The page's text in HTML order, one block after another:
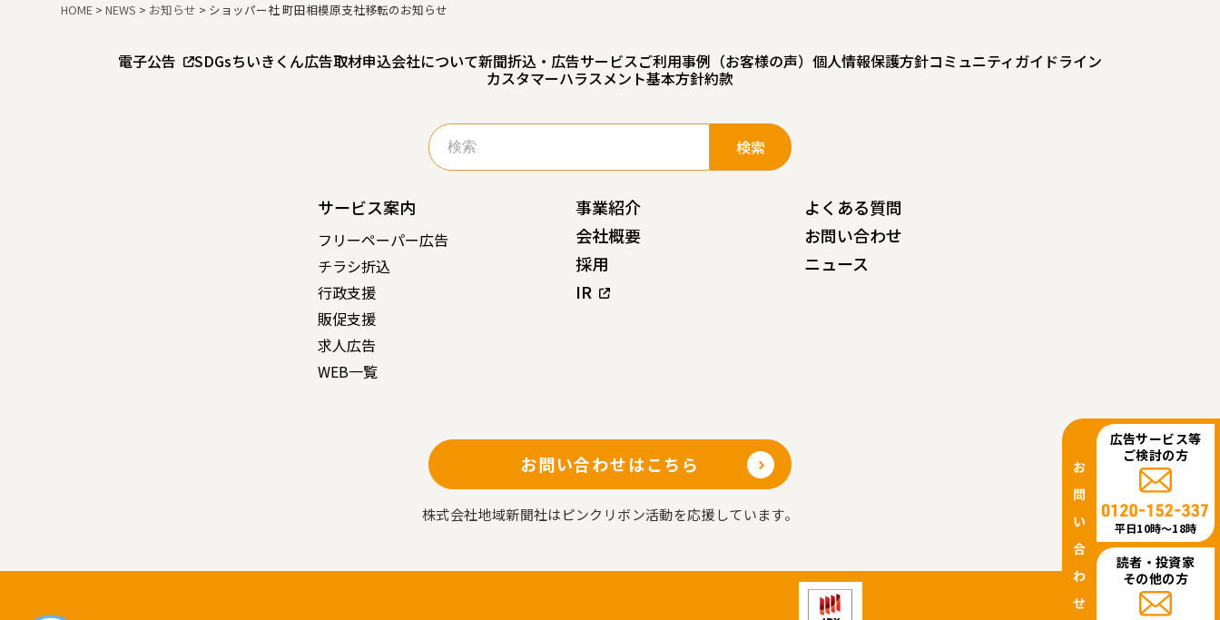
HOME >NEWS > お知らせ > ショッパー社 町田相模原支社移転のお知らせ
電子公告 SDGsちいきくん広告取材申込会社について新聞折込・広告サービスご利用事例（お客様の声） 個人情報保護方針コミュニティガイドライン
カスタマーハラスメント基本方針約款
検
索:
サービス案内
フリーペーパー広告
チラシ折込
行政支援
販促支援
求人広告
WEB一覧
事業紹介
会社概要
採用
IR
よくある質問
お問い合わせ
ニュース
お問い合わせはこちら
株式会社地域新聞社はピンクリボン活動を応援しています。
広告サービス等
ご検討の方
平日10時〜18時
読者・投資家
その他の方